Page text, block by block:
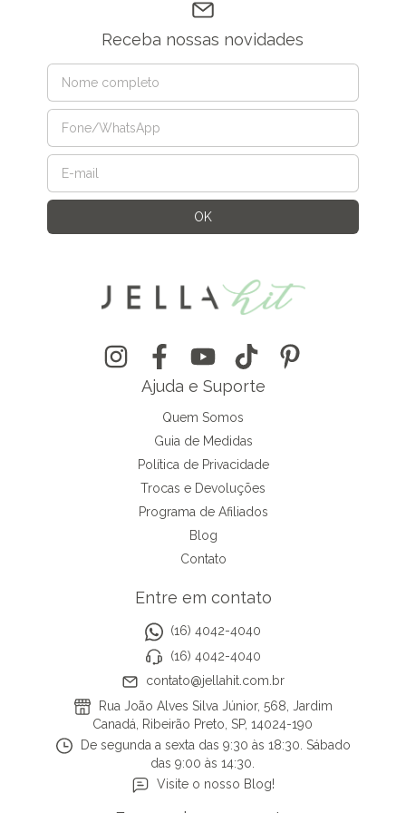
Receba nossas novidades
Ajuda e Suporte
Quem Somos
Guia de Medidas
Política de Privacidade
Trocas e Devoluções
Programa de Afiliados
Blog
Contato
Entre em contato
(16) 4042-4040
(16) 4042-4040
contato@jellahit.com.br
Rua João Alves Silva Júnior, 568, Jardim
Canadá, Ribeirão Preto, SP, 14024-190
De segunda a sexta das 9:30 às 18:30. Sábado
das 9:00 às 14:30.
Visite o nosso Blog!